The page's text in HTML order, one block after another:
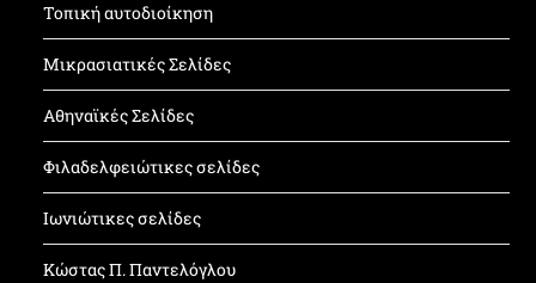
Τοπική αυτοδιοίκηση
Μικρασιατικές Σελίδες
Αθηναϊκές Σελίδες
Φιλαδελφειώτικες σελίδες
Ιωνιώτικες σελίδες
Κώστας Π. Παντελόγλου